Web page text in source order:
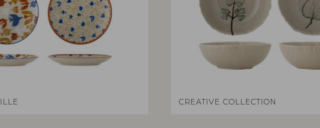
CREATIVE COLLECTION